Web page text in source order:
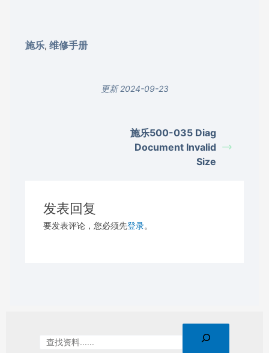
施乐,维修手册
更新 2024-09-23
施乐500-035 Diag
Document Invalid
Size
发表回复
要发表评论，您必须先登录。